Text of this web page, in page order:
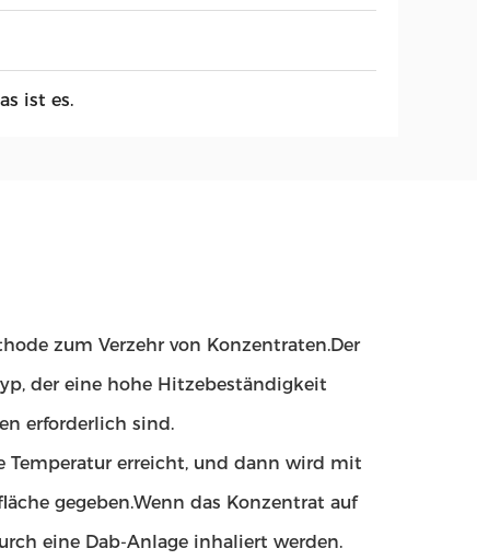
ist es.
zum Verzehr von Konzentraten.Der
der eine hohe Hitzebeständigkeit
erforderlich sind.
Temperatur erreicht, und dann wird mit
gegeben.Wenn das Konzentrat auf
eine Dab-Anlage inhaliert werden.